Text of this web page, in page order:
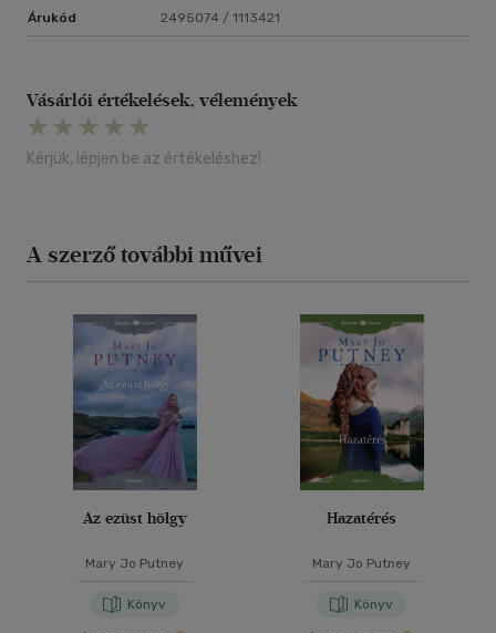
Árukód 2495074 / 1113421
Vásárlói értékelések, vélemények
Kérjük, lépjen be az értékeléshez!
A szerző további művei
Az ezüst hölgy
Mary Jo Putney
Könyv
Hazatérés
Mary Jo Putney
Könyv